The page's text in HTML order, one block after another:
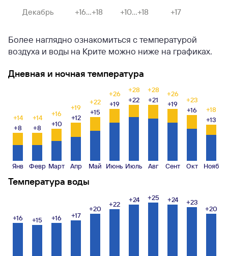
Декабрь +16...+18 +10...+18 +17
Более наглядно ознакомиться с температурой
воздуха и воды на Крите можно ниже на графиках.
Дневная и ночная температура
+14
+8
Янв
+14
+8
Февр
+16
+10
Март
+19
+12
Апр
+22
+15
Май
+26
+19
Июнь
+28
+22
Июль
+28
+21
Авг
+26
+19
Сент
+23
+16
Окт
+18
+13
Нояб
Температура воды
+16 +15 +16 +17
+20
+22
+24 +25 +24
+23
+20